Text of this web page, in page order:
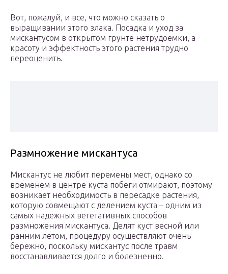
Вот, пожалуй, и все, что можно сказать о
выращивании этого злака. Посадка и уход за
мискантусом в открытом грунте нетрудоемки, а
красоту и эффектность этого растения трудно
переоценить.
Размножение мискантуса
Мискантус не любит перемены мест, однако со
временем в центре куста побеги отмирают, поэтому
возникает необходимость в пересадке растения,
которую совмещают с делением куста – одним из
самых надежных вегетативных способов
размножения мискантуса. Делят куст весной или
ранним летом, процедуру осуществляют очень
бережно, поскольку мискантус после травм
восстанавливается долго и болезненно.